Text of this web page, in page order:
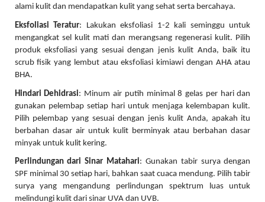
alami kulit dan mendapatkan kulit yang sehat serta bercahaya.
Eksfoliasi Teratur: Lakukan eksfoliasi 1-2 kali seminggu untuk
mengangkat sel kulit mati dan merangsang regenerasi kulit. Pilih
produk eksfoliasi yang sesuai dengan jenis kulit Anda, baik itu
scrub fisik yang lembut atau eksfoliasi kimiawi dengan AHA atau
BHA.
Hindari Dehidrasi: Minum air putih minimal 8 gelas per hari dan
gunakan pelembap setiap hari untuk menjaga kelembapan kulit.
Pilih pelembap yang sesuai dengan jenis kulit Anda, apakah itu
berbahan dasar air untuk kulit berminyak atau berbahan dasar
minyak untuk kulit kering.
Perlindungan dari Sinar Matahari: Gunakan tabir surya dengan
SPF minimal 30 setiap hari, bahkan saat cuaca mendung. Pilih tabir
surya yang mengandung perlindungan spektrum luas untuk
melindungi kulit dari sinar UVA dan UVB.